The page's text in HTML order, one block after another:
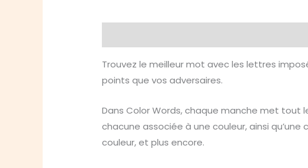
Trouvez le meilleur mot avec les lettres
points que vos adversaires.
Dans Color Words, chaque manche met tout
chacune associée à une couleur, ainsi
couleur, et plus encore.